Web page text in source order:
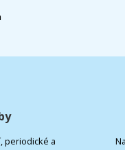
periodické a